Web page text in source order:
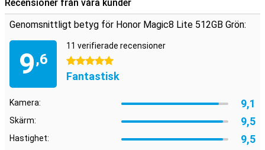
Recensioner från våra kunder
Genomsnittligt betyg för Honor Magic8 Lite 512GB Grön:
9,6
11 verifierade recensioner
5 stjärnor
Fantastisk
Kamera: 9,1
Skärm: 9,5
Hastighet: 9,5